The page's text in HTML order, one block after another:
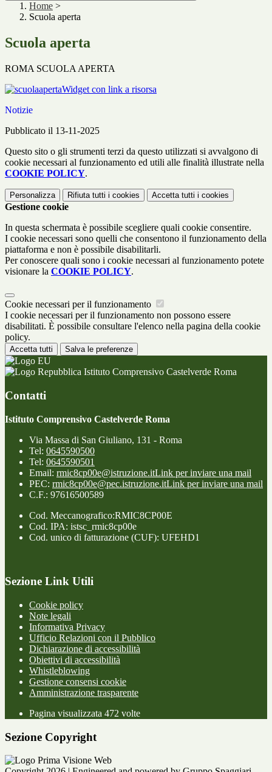
Home >
Scuola aperta
Scuola aperta
ROMA SCUOLA APERTA
Widget con link a risorsa
Notizie
Pubblicato il 13-11-2025
Questo sito o gli strumenti terzi da questo utilizzati si avvalgono di
cookie necessari al funzionamento ed utili alle finalità illustrate nella
COOKIE POLICY.
Personalizza Rifiuta tutti i cookies Accetta tutti i cookies
Gestione cookie
In questa schermata è possibile scegliere quali cookie consentire.
I cookie necessari sono quelli che consentono il funzionamento della
piattaforma e non è possibile disabilitarli.
Per conoscere quali sono i cookie necessari al funzionamento potete
visionare la COOKIE POLICY.
Cookie necessari per il funzionamento
I cookie necessari per il funzionamento non possono essere
disabilitati. È possibile consultare l'elenco nella pagina della cookie
policy.
Accetta tutti Salva le preferenze
Istituto Comprensivo Castelverde Roma
Contatti
Istituto Comprensivo Castelverde Roma
Via Massa di San Giuliano, 131 - Roma
Tel: 0645590500
Tel: 0645590501
Email: rmic8cp00e@istruzione.itLink per inviare una mail
PEC: rmic8cp00e@pec.istruzione.itLink per inviare una mail
C.F.: 97616500589
Cod. Meccanografico:RMIC8CP00E
Cod. IPA: istsc_rmic8cp00e
Cod. unico di fatturazione (CUF): UFEHD1
Sezione Link Utili
Cookie policy
Note legali
Informativa Privacy
Ufficio Relazioni con il Pubblico
Dichiarazione di accessibilità
Obiettivi di accessibilità
Whistleblowing
Gestione consensi cookie
Amministrazione trasparente
Pagina visualizzata 472 volte
Sezione Copyright